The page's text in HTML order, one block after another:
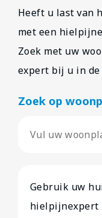
Heeft u last van
met een
Zoek met uw
expert bij u in
Zoek op
Gebruik uw
hielpijnexpert